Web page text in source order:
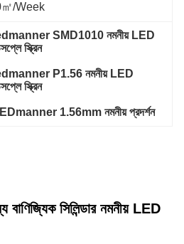
㎡/week
SMD1010 নমনীয় LED
স্ক্রিন
P1.56 নমনীয় LED
স্ক্রিন
1.56mm নমনীয় প্রদর্শন
সিলিন্ডার নমনীয় LED